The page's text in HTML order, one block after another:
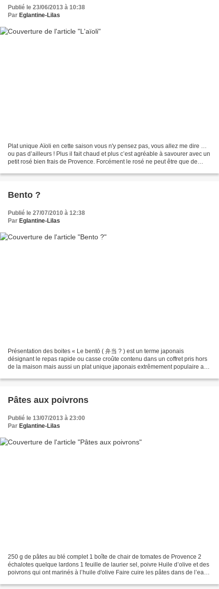
Publié le 23/06/2013 à 10:38
Par Eglantine-Lilas
Plat unique Aïoli en cette saison vous n'y pensez pas, vous allez me dire …
ou pas d’ailleurs ! Plus il fait chaud et plus c’est agréable à savourer avec un
petit rosé bien frais de Provence. Forcément le rosé ne peut être que de
Bento ?
Publié le 27/07/2010 à 12:38
Par Eglantine-Lilas
Présentation des boites « Le bentō ( 弁当 ? ) est un terme japonais
désignant le repas rapide ou casse croûte contenu dans un coffret pris hors
de la maison mais aussi un plat unique japonais extrêmement populaire au
Pâtes aux poivrons
Publié le 13/07/2013 à 23:00
Par Eglantine-Lilas
250 g de pâtes au blé complet 1 boîte de chair de tomates de Provence 2
échalotes quelque lardons 1 feuille de laurier sel, poivre Huile d’olive et des
poivrons qui ont marinés à l’huile d'olive Faire cuire les pâtes dans de l’eau